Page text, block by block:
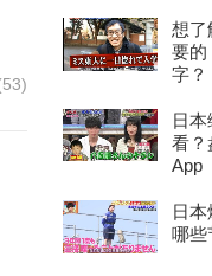
想了
要的
字？
日
看？
App
日本
哪些